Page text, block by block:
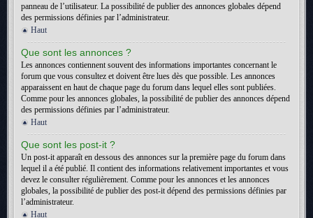
panneau de l’utilisateur. La possibilité de publier des annonces globales dépend
des permissions définies par l’administrateur.
Haut
Que sont les annonces ?
Les annonces contiennent souvent des informations importantes concernant le
forum que vous consultez et doivent être lues dès que possible. Les annonces
apparaissent en haut de chaque page du forum dans lequel elles sont publiées.
Comme pour les annonces globales, la possibilité de publier des annonces dépend
des permissions définies par l’administrateur.
Haut
Que sont les post-it ?
Un post-it apparaît en dessous des annonces sur la première page du forum dans
lequel il a été publié. Il contient des informations relativement importantes et vous
devez le consulter régulièrement. Comme pour les annonces et les annonces
globales, la possibilité de publier des post-it dépend des permissions définies par
l’administrateur.
Haut